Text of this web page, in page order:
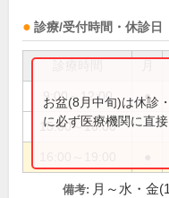
診療/受付時間・休診日
9:00～12:00 ●
15:00～16:00
お盆(8月中旬)は休診
に必ず医療機関に直接
備考: 月～水・金